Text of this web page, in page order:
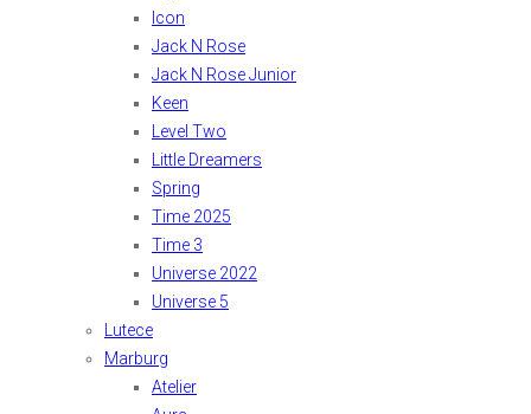
Icon
Jack N Rose
Jack N Rose Junior
Keen
Level Two
Little Dreamers
Spring
Time 2025
Time 3
Universe 2022
Universe 5
Lutece
Marburg
Atelier